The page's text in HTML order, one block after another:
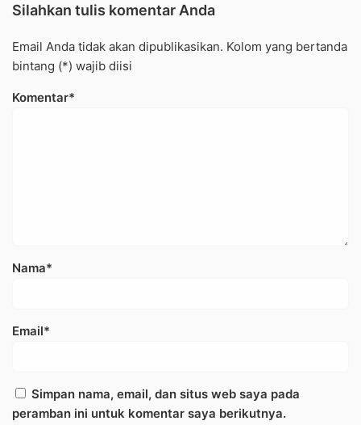
Silahkan tulis komentar Anda
Email Anda tidak akan dipublikasikan. Kolom yang bertanda
bintang (*) wajib diisi
Komentar*
Nama*
Email*
Simpan nama, email, dan situs web saya pada
peramban ini untuk komentar saya berikutnya.